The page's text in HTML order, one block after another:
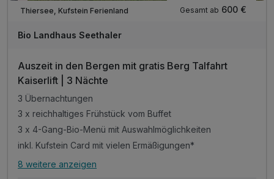
Thiersee, Kufstein Ferienland
Gesamt ab 600 €
Bio Landhaus Seethaler
Auszeit in den Bergen mit gratis Berg Talfahrt
Kaiserlift | 3 Nächte
3 Übernachtungen
3 x reichhaltiges Frühstück vom Buffet
3 x 4-Gang-Bio-Menü mit Auswahlmöglichkeiten
inkl. Kufstein Card mit vielen Ermäßigungen*
Alle Inklusivleistungen
8 weitere anzeigen